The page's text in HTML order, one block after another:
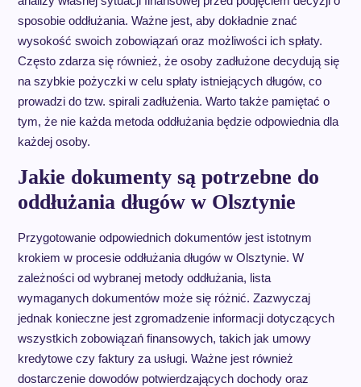
sposobie oddłużania. Ważne jest, aby dokładnie znać
wysokość swoich zobowiązań oraz możliwości ich spłaty.
Często zdarza się również, że osoby zadłużone decydują się
na szybkie pożyczki w celu spłaty istniejących długów, co
prowadzi do tzw. spirali zadłużenia. Warto także pamiętać o
tym, że nie każda metoda oddłużania będzie odpowiednia dla
każdej osoby.
Jakie dokumenty są potrzebne do
oddłużania długów w Olsztynie
Przygotowanie odpowiednich dokumentów jest istotnym
krokiem w procesie oddłużania długów w Olsztynie. W
zależności od wybranej metody oddłużania, lista
wymaganych dokumentów może się różnić. Zazwyczaj
jednak konieczne jest zgromadzenie informacji dotyczących
wszystkich zobowiązań finansowych, takich jak umowy
kredytowe czy faktury za usługi. Ważne jest również
dostarczenie dowodów potwierdzających dochody oraz